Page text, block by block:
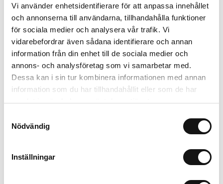
Vi använder enhetsidentifierare för att anpassa innehållet
och annonserna till användarna, tillhandahålla funktioner
för sociala medier och analysera vår trafik. Vi
vidarebefordrar även sådana identifierare och annan
information från din enhet till de sociala medier och
annons- och analysföretag som vi samarbetar med.
Dessa kan i sin tur kombinera informationen med annan
information som du har tillhandahållit eller som de har
samlat in när du har använt deras tjänster.
Nödvändig
Inställningar
Card Holder
Black Crinkle
Magsafe Compatible
299 SEK
+
Solid Silicone Case
Wool Gray
AirPods Pro 3
199 SEK
+